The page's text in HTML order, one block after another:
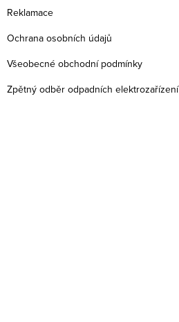
Reklamace
Ochrana osobních údajů
Všeobecné obchodní podmínky
Zpětný odběr odpadních elektrozařízení